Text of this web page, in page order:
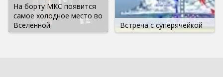
На борту МКС появится
самое холодное место во
Вселенной
Встреча с суперячейкой